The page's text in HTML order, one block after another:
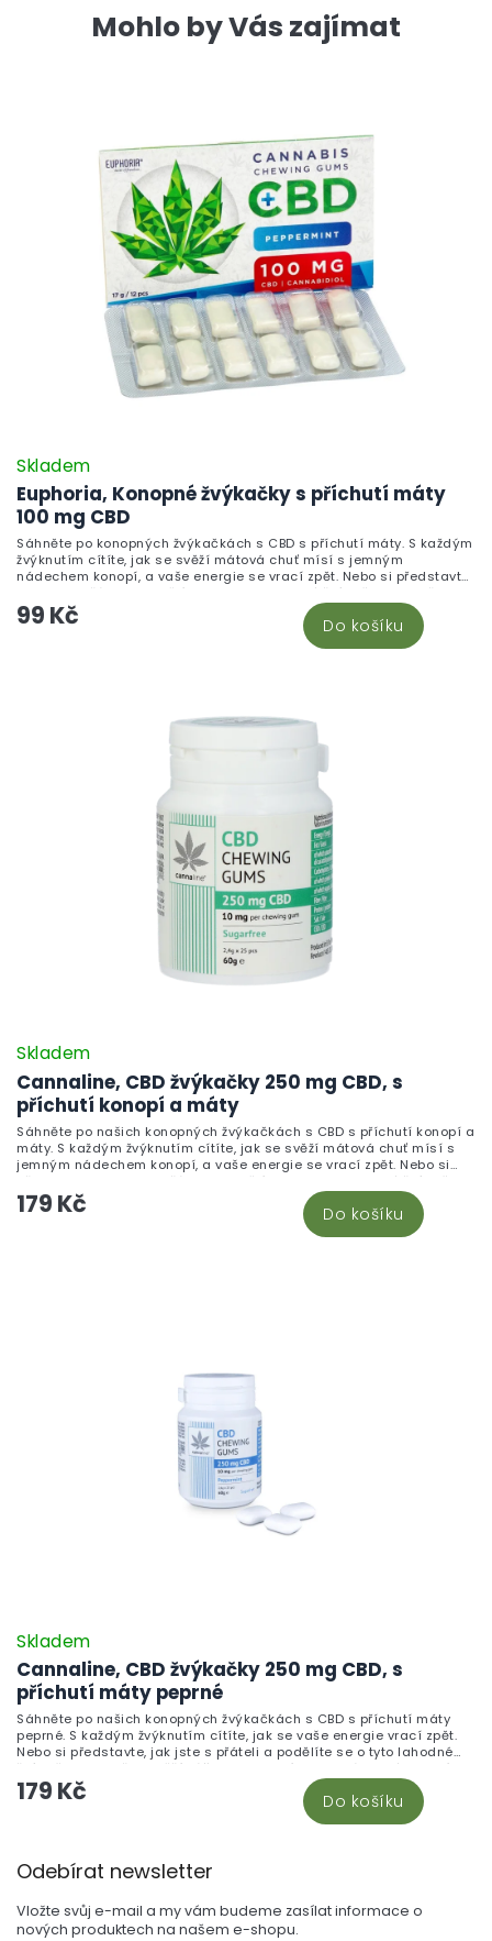
Mohlo by Vás zajímat
Euphoria, Konopné žvýkačky s příchutí máty
100 mg CBD
Skladem
99 Kč Do košíku
Sáhněte po konopných žvýkačkách s CBD s příchutí máty. S každým
žvýknutím cítíte, jak se svěží mátová chuť mísí s jemným
nádechem konopí, a vaše energie se vrací zpět. Nebo si představte,
jak jste s přáteli a podělíte se o tyto lahodné žvýkačky. Nejenže
osvěží váš dech, ale díky CBD vás také zklidní a uvolní.
Cannaline, CBD žvýkačky 250 mg CBD, s
příchutí konopí a máty
Skladem
179 Kč Do košíku
Sáhněte po našich konopných žvýkačkách s CBD s příchutí konopí a
máty. S každým žvýknutím cítíte, jak se svěží mátová chuť mísí s
jemným nádechem konopí, a vaše energie se vrací zpět. Nebo si
představte, jak jste s přáteli a podělíte se o tyto lahodné žvýkačky.
Nejenže osvěží váš dech, ale díky CBD vás také zklidní a uvolní.
Cannaline, CBD žvýkačky 250 mg CBD, s
příchutí máty peprné
Skladem
179 Kč Do košíku
Sáhněte po našich konopných žvýkačkách s CBD s příchutí máty
peprné. S každým žvýknutím cítíte, jak se vaše energie vrací zpět.
Nebo si představte, jak jste s přáteli a podělíte se o tyto lahodné
žvýkačky. Nejenže osvěží váš dech, ale díky CBD vás také zklidní a
uvolní.
Odebírat newsletter
Vložte svůj e-mail a my vám budeme zasílat informace o
nových produktech na našem e-shopu.